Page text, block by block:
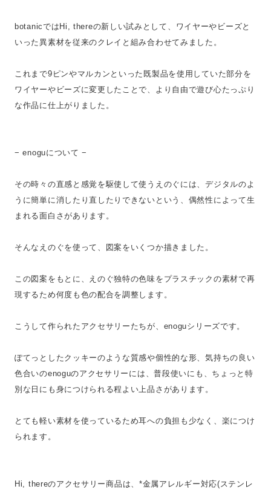
botanicではHi, thereの新しい試みとして、ワイヤーやビーズと
いった異素材を従来のクレイと組み合わせてみました。
これまで9ピンやマルカンといった既製品を使用していた部分を
ワイヤーやビーズに変更したことで、より自由で遊び心たっぷり
な作品に仕上がりました。
− enoguについて −
その時々の直感と感覚を駆使して使うえのぐには、デジタルのよ
うに簡単に消したり直したりできないという、偶然性によって生
まれる面白さがあります。
そんなえのぐを使って、図案をいくつか描きました。
この図案をもとに、えのぐ独特の色味をプラスチックの素材で再
現するため何度も色の配合を調整します。
こうして作られたアクセサリーたちが、enoguシリーズです。
ぽてっとしたクッキーのような質感や個性的な形、気持ちの良い
色合いのenoguのアクセサリーには、普段使いにも、ちょっと特
別な日にも身につけられる程よい上品さがあります。
とても軽い素材を使っているため耳への負担も少なく、楽につけ
られます。
Hi, thereのアクセサリー商品は、*金属アレルギー対応(ステンレ